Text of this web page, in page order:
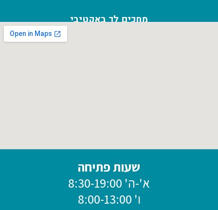
מחכים לך באקטיבי
שעות פתיחה
א'-ה' 8:30-19:00
ו' 8:00-13:00